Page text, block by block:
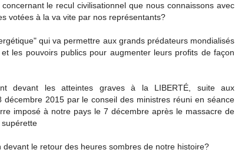
le recul civilisationnel que nous connaissons avec
votées à la va vite par nos représentants?
qui va permettre aux grands prédateurs mondialisés
les pouvoirs publics pour augmenter leurs profits de façon
devant les atteintes graves à la LIBERTÉ, suite aux
décembre 2015 par le conseil des ministres réuni en séance
imposé à notre pays le 7 décembre après le massacre de
le retour des heures sombres de notre histoire?